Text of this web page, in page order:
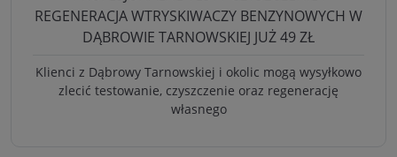
REGENERACJA WTRYSKIWACZY BENZYNOWYCH W
DĄBROWIE TARNOWSKIEJ JUŻ 49 ZŁ
Klienci z Dąbrowy Tarnowskiej i okolic mogą wysyłkowo
zlecić testowanie, czyszczenie oraz regenerację
własnego